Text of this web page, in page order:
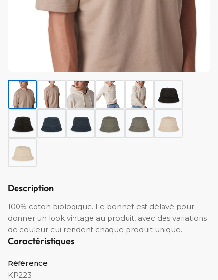
Description
100% coton biologique. Le bonnet est délavé pour
donner un look vintage au produit, avec des variations
de couleur qui rendent chaque produit unique.
Caractéristiques
Référence
KP223